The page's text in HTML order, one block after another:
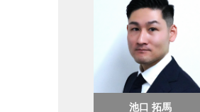
池口 拓馬